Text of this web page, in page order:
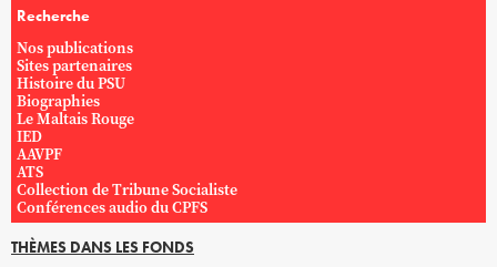
Recherche
Nos publications
Sites partenaires
Histoire du PSU
Biographies
Le Maltais Rouge
IED
AAVPF
ATS
Collection de Tribune Socialiste
Conférences audio du CPFS
THÈMES DANS LES FONDS